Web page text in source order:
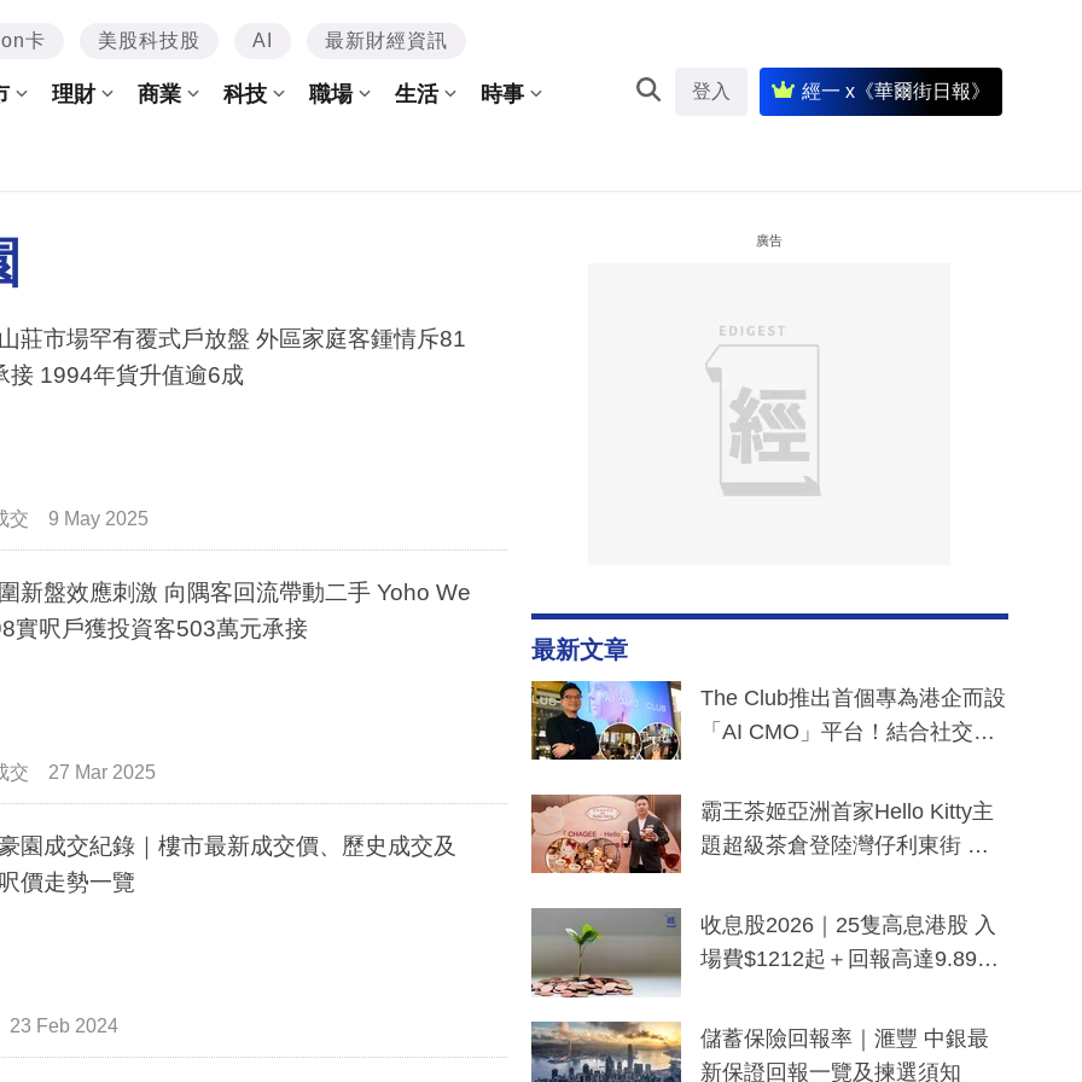
卡 美股科技股 AI 最新財經資訊
理財 商業 科技 職場 生活 時事 登入 經一 x《華爾街日報》
莊市場罕有覆式戶放盤 外區家庭客鍾情斥81
接 1994年貨升值逾6成
交 9 May 2025
新盤效應刺激 向隅客回流帶動二手 Yoho We
實呎戶獲投資客503萬元承接
交 27 Mar 2025
園成交紀錄｜樓市最新成交價、歷史成交及
價走勢一覽
23 Feb 2024
廣告
最新文章
The Club推出首個專為港企而設
「AI CMO」平台！結合社交聆
分鐘生成「貼地」宣傳短片
霸王茶姬亞洲首家Hello Kitty主
題超級茶倉登陸灣仔利東街 推
y及香港限定特調系列
收息股2026｜25隻高息港股 入
場費$1212起＋回報高達9.89
儲蓄保險回報率｜滙豐 中銀最
新保證回報一覽及揀選須知